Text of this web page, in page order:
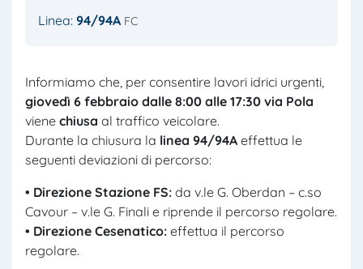
Linea: 94/94A FC
Informiamo che, per consentire lavori idrici urgenti,
giovedì 6 febbraio dalle 8:00 alle 17:30 via Pola
viene chiusa al traffico veicolare.
Durante la chiusura la linea 94/94A effettua le
seguenti deviazioni di percorso:
• Direzione Stazione FS: da v.le G. Oberdan – c.so
Cavour – v.le G. Finali e riprende il percorso regolare.
• Direzione Cesenatico: effettua il percorso
regolare.